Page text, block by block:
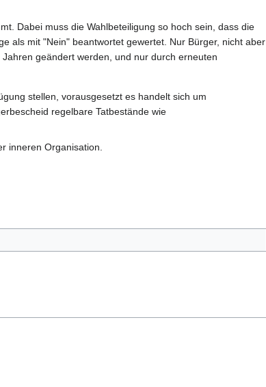
Dabei muss die Wahlbeteiligung so hoch sein, dass die
als mit "Nein" beantwortet gewertet. Nur Bürger, nicht aber
geändert werden, und nur durch erneuten
stellen, vorausgesetzt es handelt sich um
regelbare Tatbestände wie
inneren Organisation.